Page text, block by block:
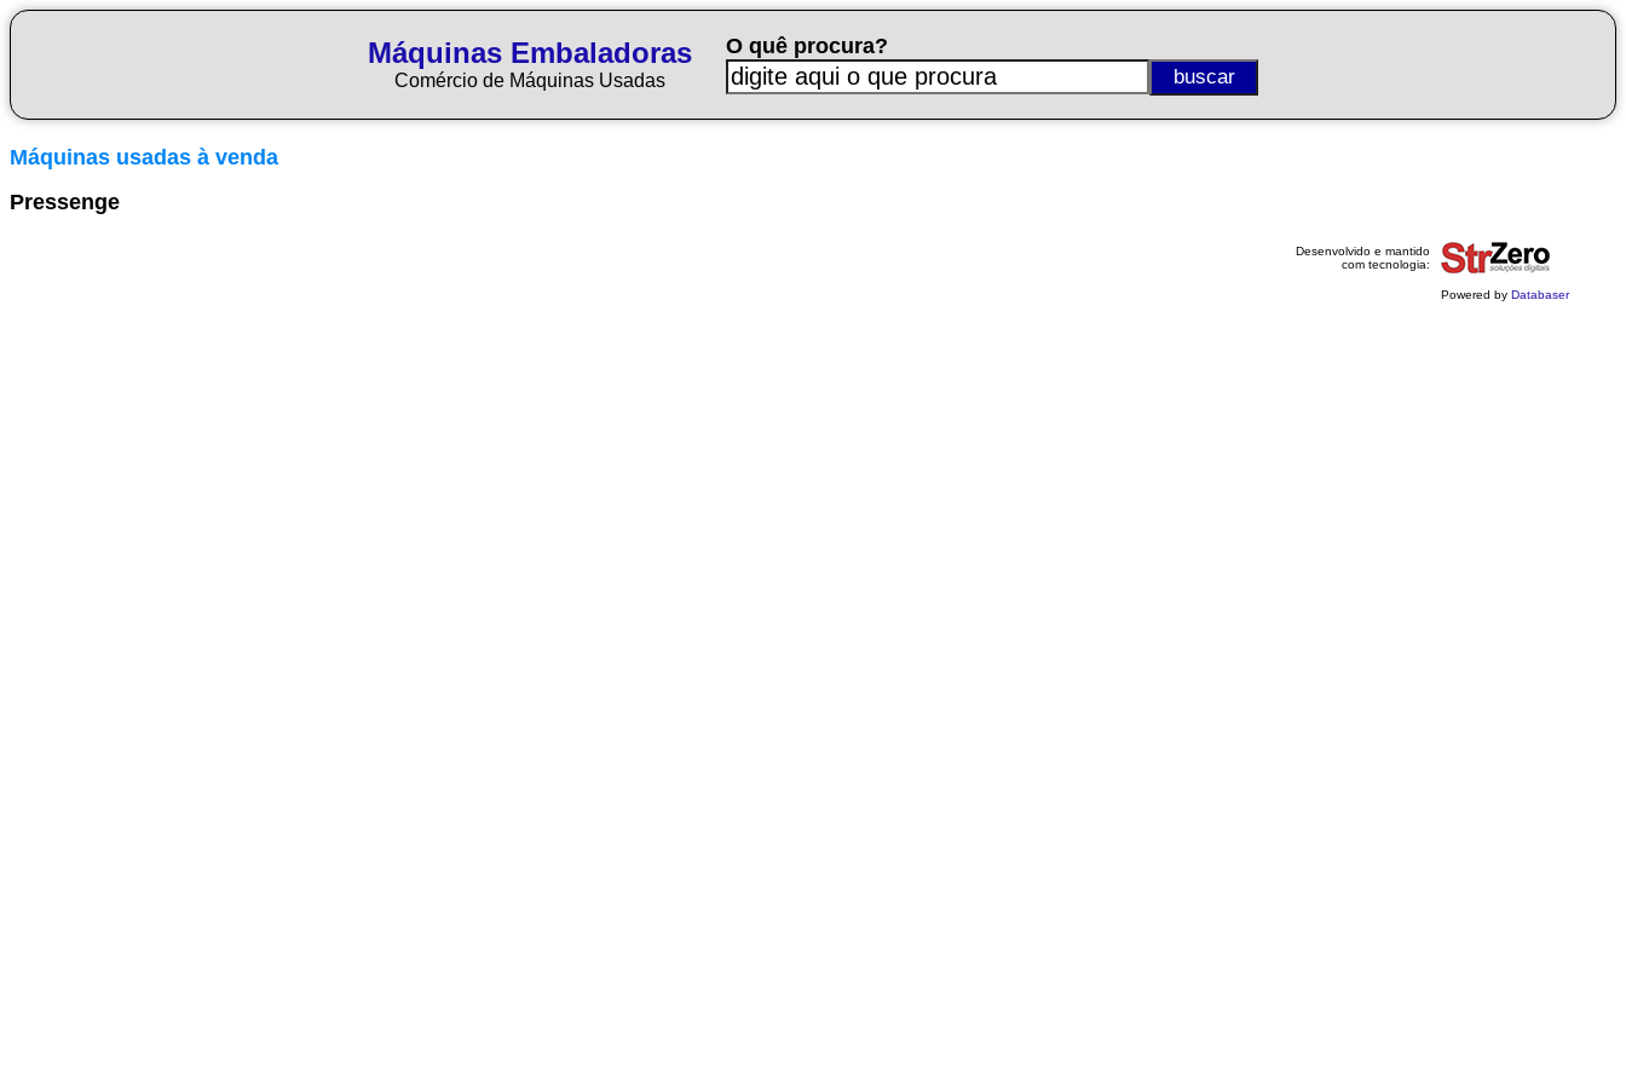
Máquinas Embaladoras
Comércio de Máquinas Usadas
O quê procura?
Máquinas usadas à venda
Pressenge
Desenvolvido e mantido
com tecnologia:
Powered by Databaser